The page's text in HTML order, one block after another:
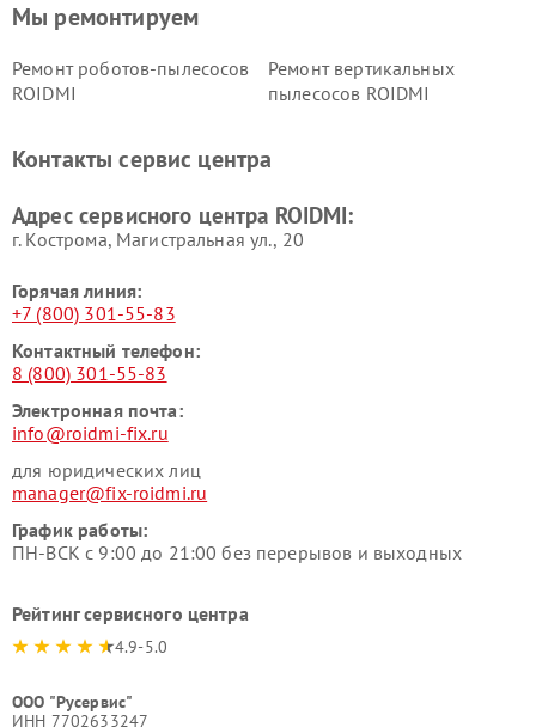
Мы ремонтируем
Ремонт роботов-пылесосов
ROIDMI
Ремонт вертикальных
пылесосов ROIDMI
Контакты сервис центра
Адрес сервисного центра ROIDMI:
г. Кострома, Магистральная ул., 20
Горячая линия:
+7 (800) 301-55-83
Контактный телефон:
8 (800) 301-55-83
Электронная почта:
info@roidmi-fix.ru
для юридических лиц
manager@fix-roidmi.ru
График работы:
ПН-ВСК с 9:00 до 21:00 без перерывов и выходных
Рейтинг сервисного центра
4.9-5.0
ООО "Русервис"
ИНН 7702633247